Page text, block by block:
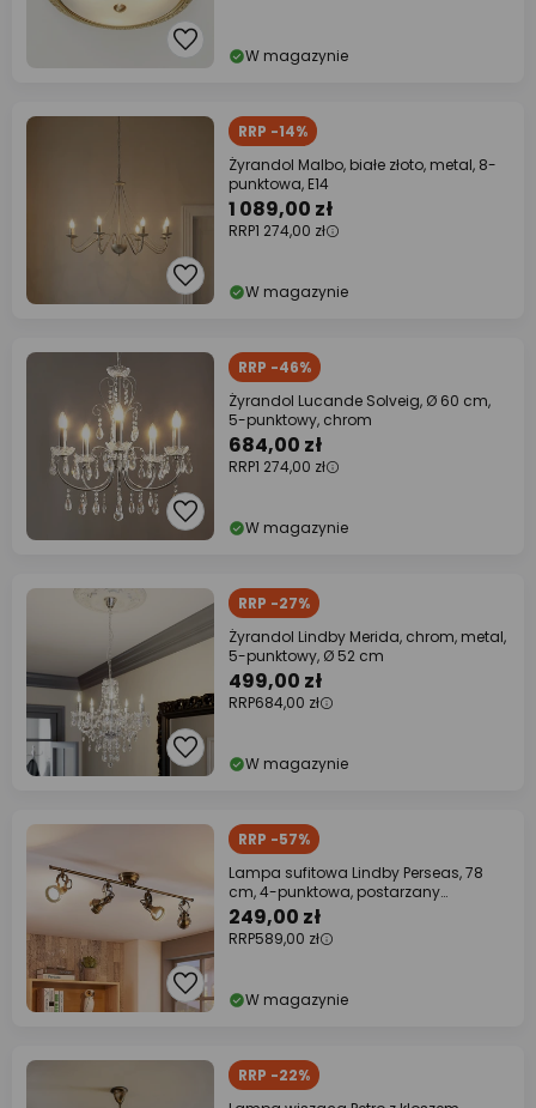
W magazynie
RRP -14%
Żyrandol Malbo, białe złoto, metal, 8-
punktowa, E14
1 089,00 zł
RRP1 274,00 zł
W magazynie
RRP -46%
Żyrandol Lucande Solveig, Ø 60 cm,
5-punktowy, chrom
684,00 zł
RRP1 274,00 zł
W magazynie
RRP -27%
Żyrandol Lindby Merida, chrom, metal,
5-punktowy, Ø 52 cm
499,00 zł
RRP684,00 zł
W magazynie
RRP -57%
Lampa sufitowa Lindby Perseas, 78
cm, 4-punktowa, postarzany
mosiądz, GU10
249,00 zł
RRP589,00 zł
W magazynie
RRP -22%